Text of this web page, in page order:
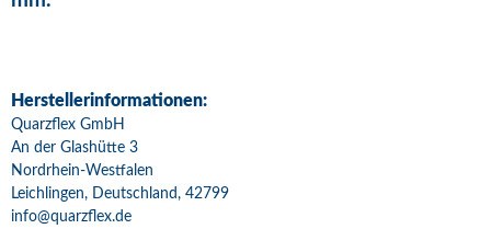
Herstellerinformationen:
Quarzflex GmbH
An der Glashütte 3
Nordrhein-Westfalen
Leichlingen, Deutschland, 42799
info@quarzflex.de